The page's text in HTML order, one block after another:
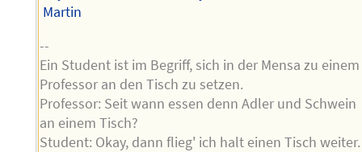
Martin
--
Ein Student ist im Begriff, sich in der Mensa zu einem
Professor an den Tisch zu setzen.
Professor: Seit wann essen denn Adler und Schwein
an einem Tisch?
Student: Okay, dann flieg' ich halt einen Tisch weiter.